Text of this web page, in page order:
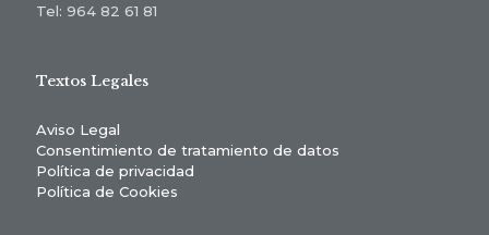
Tel: 964 82 61 81
Textos Legales
Aviso Legal
Consentimiento de tratamiento de datos
Política de privacidad
Política de Cookies